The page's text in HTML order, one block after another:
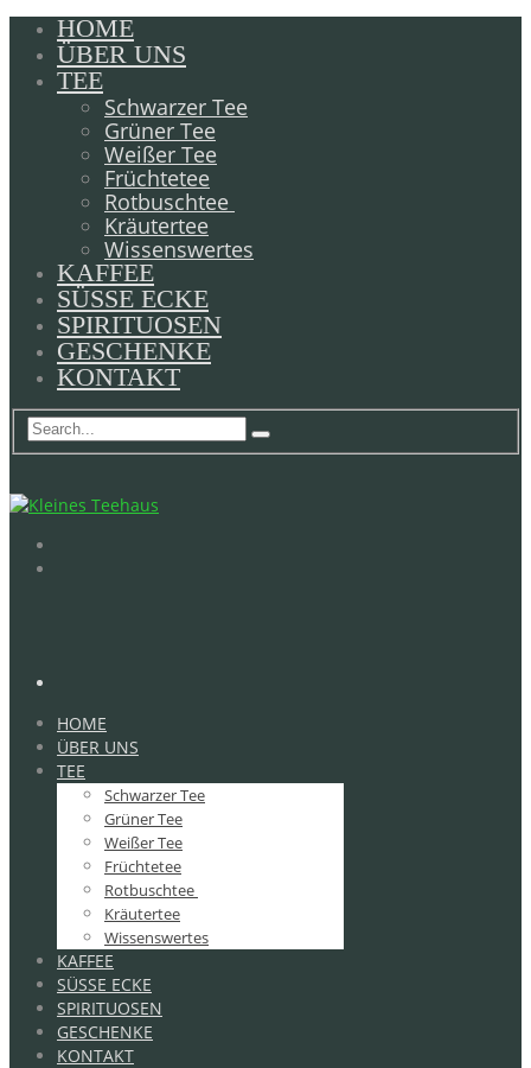
HOME
ÜBER UNS
TEE
Schwarzer Tee
Grüner Tee
Weißer Tee
Früchtetee
Rotbuschtee
Kräutertee
Wissenswertes
KAFFEE
SÜSSE ECKE
SPIRITUOSEN
GESCHENKE
KONTAKT
HOME
ÜBER UNS
TEE
Schwarzer Tee
Grüner Tee
Weißer Tee
Früchtetee
Rotbuschtee
Kräutertee
Wissenswertes
KAFFEE
SÜSSE ECKE
SPIRITUOSEN
GESCHENKE
KONTAKT